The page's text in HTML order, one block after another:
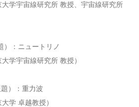
学宇宙線研究所 教授、宇宙線研究所
：ニュートリノ
学宇宙線研究所 教授）
）：重力波
学 卓越教授）